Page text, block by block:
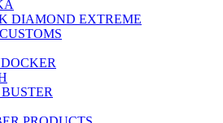
DIAMOND EXTREME